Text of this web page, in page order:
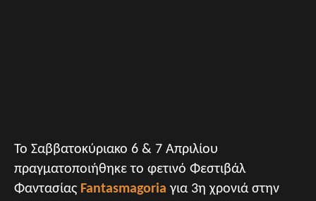
Το Σαββατοκύριακο 6 & 7 Απριλίου
πραγματοποιήθηκε το φετινό Φεστιβάλ
Φαντασίας Fantasmagoria για 3η χρονιά στην